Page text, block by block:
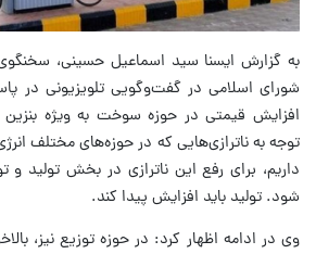
به گزارش ایسنا سید اسماعیل حسینی،
شورای اسلامی در گفت‌وگویی تلویزیونی در
افزایش قیمتی در حوزه سوخت به ویژه
توجه به ناترازی‌هایی که در حوزه‌های مختلف
داریم، برای رفع این ناترازی در بخش تولید و
شود. تولید باید افزایش پیدا کند.
وی در ادامه اظهار کرد: در حوزه توزیع نیز،